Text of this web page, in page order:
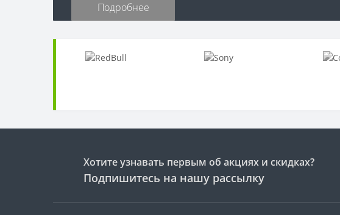
Подробнее
Хотите узнавать первым об акциях и скидках?
Подпишитесь на нашу рассылку